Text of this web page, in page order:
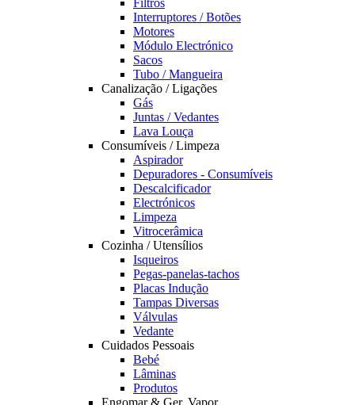
Filtros
Interruptores / Botões
Motores
Módulo Electrónico
Sacos
Tubo / Mangueira
Canalização / Ligações
Gás
Juntas / Vedantes
Lava Louça
Consumíveis / Limpeza
Aspirador
Depuradores - Consumíveis
Descalcificador
Electrónicos
Limpeza
Vitrocerâmica
Cozinha / Utensílios
Isqueiros
Pegas-panelas-tachos
Placas Indução
Tampas Diversas
Válvulas
Vedante
Cuidados Pessoais
Bebé
Lâminas
Produtos
Engomar & Ger. Vapor